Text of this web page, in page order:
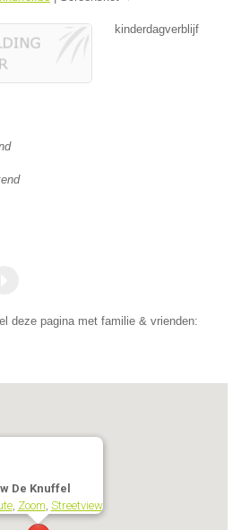
kinderdagverblijf
deze pagina met familie & vrienden:
De Knuffel
, Zoom, Streetview